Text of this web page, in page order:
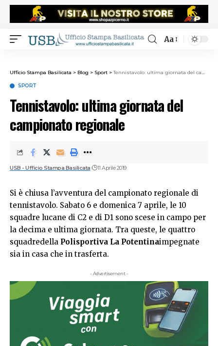
Aa
Ufficio Stampa Basilicata > Blog > Sport >Tennistavolo: ultima giornata del campionato regionale
SPORT
Tennistavolo: ultima giornata del
campionato regionale
USB - Ufficio Stampa Basilicata 11 Aprile 2019
Si è chiusa l’avventura del campionato regionale di
tennistavolo. Sabato 6 e domenica 7 aprile, le 10
squadre lucane di C2 e di D1 sono scese in campo per
la decima e ultima giornata. Tra queste, le quattro
squadredella Polisportiva La Potentinaimpegnate
sia in casa che in trasferta.
- Advertisement -